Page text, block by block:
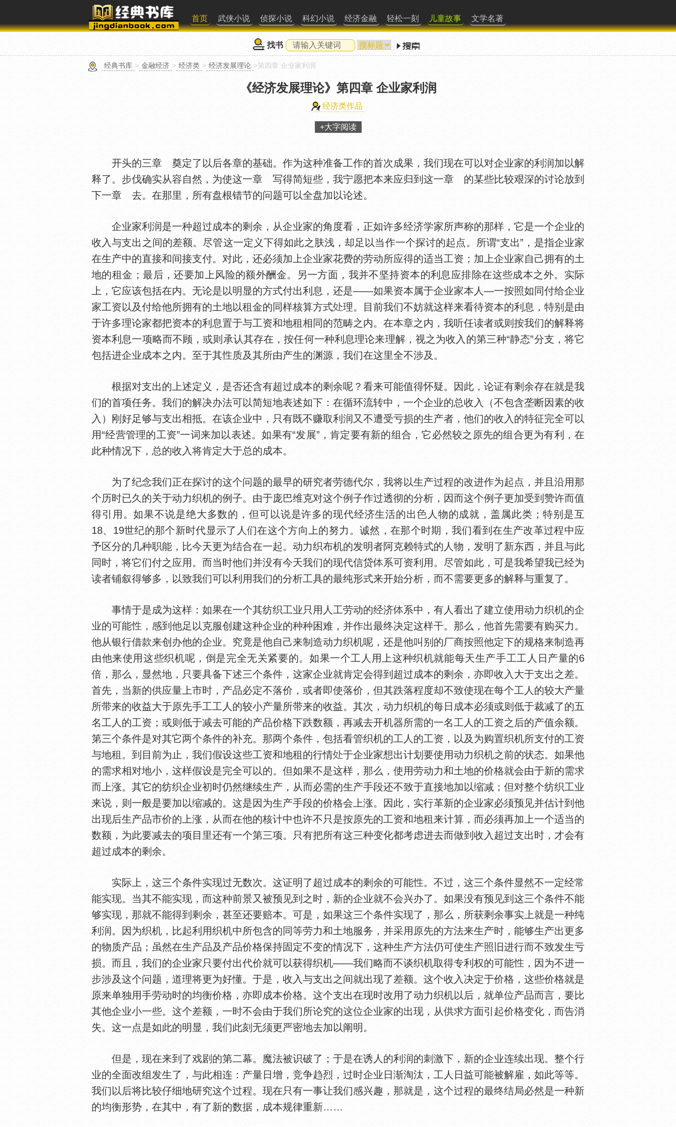
首页 武侠小说 侦探小说 科幻小说 经济金融 轻松一刻 儿童故事 文学名著
找书
经典书库 > 金融经济 > 经济类 > 经济发展理论 >第四章 企业家利润
《经济发展理论》 第四章 企业家利润
经济类作品
+大字阅读
开头的三章 奠定了以后各章的基础。作为这种准备工作的首次成果，我们现在可以对企业家的利润加以解
释了。步伐确实从容自然，为使这一章 写得简短些，我宁愿把本来应归到这一章 的某些比较艰深的讨论放到
下一章 去。在那里，所有盘根错节的问题可以全盘加以论述。
企业家利润是一种超过成本的剩余，从企业家的角度看，正如许多经济学家所声称的那样，它是一个企业的
收入与支出之间的差额。尽管这一定义下得如此之肤浅，却足以当作一个探讨的起点。所谓“支出”，是指企业家
在生产中的直接和间接支付。对此，还必须加上企业家花费的劳动所应得的适当工资；加上企业家自己拥有的土
地的租金；最后，还要加上风险的额外酬金。另一方面，我并不坚持资本的利息应排除在这些成本之外。实际
上，它应该包括在内。无论是以明显的方式付出利息，还是——如果资本属于企业家本人—一按照如同付给企业
家工资以及付给他所拥有的土地以租金的同样核算方式
理。目前我们不妨就这样来看待资本的利息，特别是由
于许多理论家都把资本的利息置于与工资和地租相同的范畴之内。在本章之内，我听任读者或则按我们的解释将
资本利息一项略而不顾，或则承认其存在，按任何一种利息理论来理解，视之为收入的第三种“静态”分支，将它
包括进企业成本之内。至于其
质及其所由产生的渊源，我们在这里全不涉及。
根据对支出的上述定义，是否还含有超过成本的剩余呢？看来可能值得怀疑。因此，论证有剩余存在就是我
们的首项任务。我们的解决办法可以简短地表述如下：在循环流转中，一个企业的总收入（不包含垄断因素的收
入）刚好足够与支出相抵。在该企业中，只有既不赚取利润又不遭受亏损的生产者，他们的收入的特征完全可以
用“经营管理的工资”一词来加以表述。如果有“发展”，肯定要有新的组合，它必然较之原先的组合更为有利，在
此种情况下，总的收入将肯定大于总的成本。
为了纪念我们正在探讨的这个问题的最早的研究者劳德代尔，我将以生产过程的改进作为起点，并且沿用那
个历时已久的关于动力织机的例子。由于庞巴维克对这个例子作过透彻的分析，因而这个例子更加受到赞许而值
得引用。如果不说是绝大多数的，但可以说是许多的现代经济生活的出
人物的成就，盖属此类；特别是互
18、19世纪的那个新时代显示了人们在这个方向上的努力。诚然，在那个时期，我们看到在生产改革过程中应
予区分的几种职能，比今天更为结合在一起。动力织布机的发明者阿克赖特式的人物，发明了新东西，并且与此
同时，将它们付之应用。而当时他们并没有今天我们的现代信贷
系可资利用。尽管如此，可是我希望我已经为
读者铺叙得够多，以致我们可以利用我们的分析工具的最纯形式来开始分析，而不需要更多的解释与重复了。
事情于是成为这样：如果在一个其纺织工业只用人工劳动的经济
系中，有人看出了建立使用动力织机的企
业的可能
，感到他足以克服创建这种企业的种种困难，并作出最终决定这样干。那么，他首先需要有购买力。
他从银行借款来创办他的企业。究竟是他自己来制造动力织机呢，还是他叫别的厂商按照他定下的规格来制造再
由他来使用这些织机呢，倒是完全无关紧要的。如果一个工人用上这种织机就能每天生产手工工人日产量的6
倍，那么，显然地，只要具备下述三个条件，这家企业就肯定会得到超过成本的剩余，亦即收入大于支出之差。
首先，当新的供应量上市时，产品必定不落价，或者即使落价，但其跌落程度却不致使现在每个工人的较大产量
所带来的收益大于原先手工工人的较小产量所带来的收益。其次，动力织机的每日成本必须或则低于裁减了的五
名工人的工资；或则低于减去可能的产品价格下跌数额，再减去开机器所需的一名工人的工资之后的产值余额。
第三个条件是对其它两个条件的补充。那两个条件，包括看管织机的工人的工资，以及为购置织机所支付的工资
与地租。到目前为止，我们假设这些工资和地租的行情
于企业家想出计划要使用动力织机之前的状态。如果他
的需求相对地小，这样假设是完全可以的。但如果不是这样，那么，使用劳动力和土地的价格就会由于新的需求
而上涨。其它的纺织企业初时仍然继续生产，从而必需的生产手段还不致于直接地加以缩减；但对整个纺织工业
来说，则一般是要加以缩减的。这是因为生产手段的价格会上涨。因此，实行革新的企业家必须预见并估计到他
出现后生产品市价的上涨，从而在他的核计中也许不只是按原先的工资和地租来计算，而必须再加上一个适当的
数额，为此要减去的项目里还有一个第三项。只有把所有这三种变化都考虑进去而做到收入超过支出时，才会有
超过成本的剩余。
实际上，这三个条件实现过无数次。这证明了超过成本的剩余的可能
。不过，这三个条件显然不一定经常
能实现。当其不能实现，而这种前景又被预见到之时，新的企业就不会兴办了。如果没有预见到这三个条件不能
够实现，那就不能得到剩余，甚至还要赔本。可是，如果这三个条件实现了，那么，所获剩余事实上就是一种纯
利润。因为织机，比起利用织机中所包含的同等劳力和土地服务，并采用原先的方法来生产时，能够生产出更多
的物质产品；虽然在生产品及产品价格保持固定不变的情况下，这种生产方法仍可使生产照旧进行而不致发生亏
损。而且，我们的企业家只要付出代价就可以获得织机——我们略而不谈织机取得专利权的可能
，因为不进一
步涉及这个问题，道理将更为好懂。于是，收入与支出之间就出现了差额。这个收入决定于价格，这些价格就是
原来单独用手劳动时的均衡价格，亦即成本价格。这个支出在现时改用了动力织机以后，就单位产品而言，要比
其他企业小一些。这个差额，一时不会由于我们所论究的这位企业家的出现，从供求方面引起价格变化，而告消
失。这一点是如此的明显，我们此刻无须更严密地去加以阐明。
但是，现在来到了戏剧的第二幕。魔法被识破了；于是在诱人的利润的刺激下，新的企业连续出现。整个行
业的全面改组发生了，与此相连：产量日增，竞争趋烈，过时企业日渐淘汰，工人日益可能被解雇，如此等等。
我们以后将比较仔细地研究这个过程。现在只有一事让我们感兴趣，那就是，这个过程的最终结局必然是一种新
的均衡形势，在其中，有了新的数据，成本规律重新……